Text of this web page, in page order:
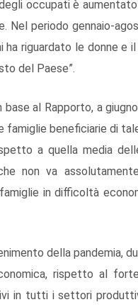
occupati è
Nel periodo gennaio-
riguardato le donne e
del Paese”.
base al Rapporto, a
beneficiarie di
a quella media
non va
in difficoltà
della pandemia,
rispetto al
in tutti i settori